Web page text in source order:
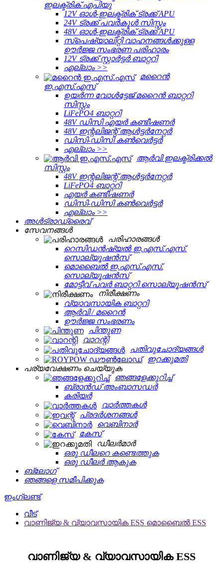
ഇലക്ട്രിക് എപിയു
12V ഓൾ-ഇലക്ട്രിക് ട്രക്ക് APU
24V ട്രക്ക് പവർകൂൾ സിസ്റ്റം
48V ഓൾ-ഇലക്ട്രിക് ട്രക്ക് APU
സ്പെഷ്യാലിറ്റി വാഹനങ്ങൾക്കുള്ള
ഊർജ്ജ സംഭരണ ​​പരിഹാരം
12V ട്രക്ക് സ്റ്റാർട്ടർ ബാറ്ററി
എല്ലാം >>
മറൈൻ
ഇ.എസ്.എസ്
ഉയർന്ന വോൾട്ടേജ് മറൈൻ ബാറ്ററി
സിസ്റ്റം
LiFePO4 ബാറ്ററി
48V ഡിസി എയർ കണ്ടീഷണർ
48V ഇന്റലിജന്റ് ആൾട്ടർനേറ്റർ
ഡിസി-ഡിസി കൺവെർട്ടർ
എല്ലാം >>
ആർവി ഇലക്ട്രിക്കൽ
സിസ്റ്റം
48V ഇന്റലിജന്റ് ആൾട്ടർനേറ്റർ
LiFePO4 ബാറ്ററി
എയർ കണ്ടീഷണർ
ഡിസി-ഡിസി കൺവെർട്ടർ
എല്ലാം >>
അൾട്രാഡ്രൈവ്
സേവനങ്ങള്‍
പരിഹാരങ്ങൾ
റെസിഡൻഷ്യൽ ഇ.എസ്.എസ്.
സൊല്യൂഷൻസ്
മൊബൈൽ ഇ.എസ്.എസ്.
സൊല്യൂഷൻസ്
മോട്ടീവ് പവർ ബാറ്ററി സൊല്യൂഷൻസ്
നിരീക്ഷണം
വ്യാവസായിക ബാറ്ററി
ആർവി / മറൈൻ
ഊർജ്ജ സംഭരണം
പിന്തുണ
വാറന്റി
പതിവുചോദ്യങ്ങൾ
ഇറക്കുമതി
പര്യവേക്ഷണം ചെയ്യുക
ഞങ്ങളേക്കുറിച്ച്
ബ്രാൻഡ് അംബാസഡർ
കരിയർ
വാർത്തകൾ
പ്രദർശനങ്ങൾ
വെബിനാർ
കേസ്
ഡീലർമാർ
ഒരു ഡീലറെ കണ്ടെത്തുക
ഒരു ഡീലർ ആകുക
ബ്ലോഗ്
ഞങ്ങളെ സമീപിക്കുക
ഇംഗ്ലണ്ട്
വീട്
വാണിജ്യ & വ്യാവസായിക ESS മൊബൈൽ ESS
വാണിജ്യ & വ്യാവസായിക ESS